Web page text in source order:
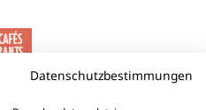
Datenschutzbestimmungen